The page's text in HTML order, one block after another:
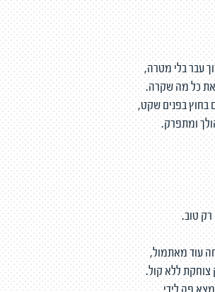
עבר בלי מטרה,
את כל מה שקרה.
בחוץ בפנים שקט,
ומתפרק.
טוב.
עוד מאתמול,
ללא קול.